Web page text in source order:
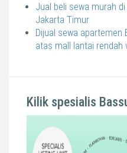
Jual beli sewa murah
Jakarta Timur
Dijual sewa
atas mall lantai rendah
Kilik spesialis